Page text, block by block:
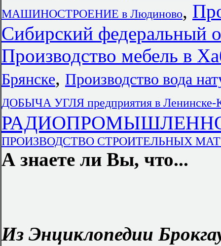
МАШИНОСТРОЕНИЕ в Людиново,
Сибирский федеральный
Производство мебель в
Брянске, Производство вода
ДОБЫЧА УГЛЯ предприятия в Ленинске-
ПРОИЗВОДСТВО СТРОИТЕЛЬНЫХ
А знаете ли Вы, что...
Из Энциклопедии